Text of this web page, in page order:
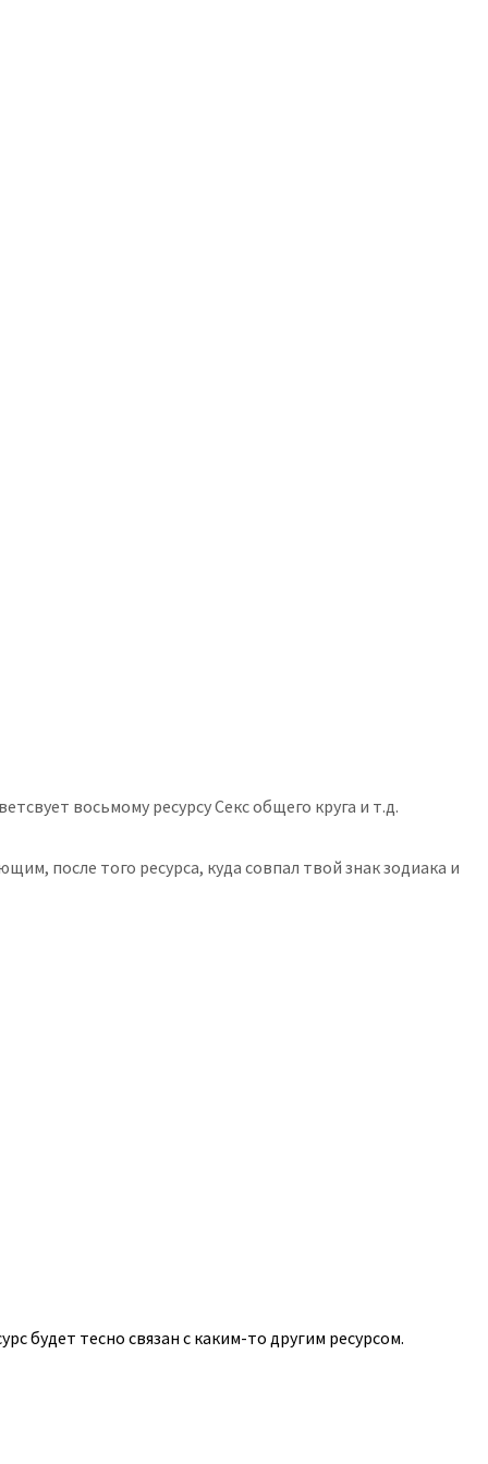
восьмому ресурсу Секс общего круга и т.д.
после того ресурса, куда совпал твой знак зодиака и
будет тесно связан с каким-то другим ресурсом.